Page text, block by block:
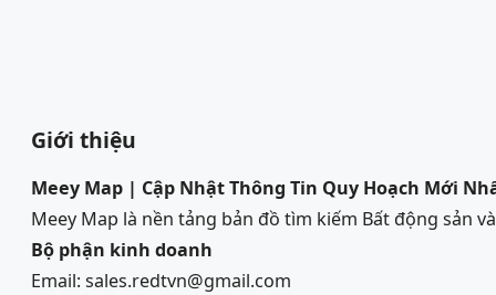
Giới thiệu
Meey Map | Cập Nhật Thông Tin Quy Hoạch Mới
Meey Map là nền tảng bản đồ tìm kiếm Bất động sản
Bộ phận kinh doanh
Email: sales.redtvn@gmail.com